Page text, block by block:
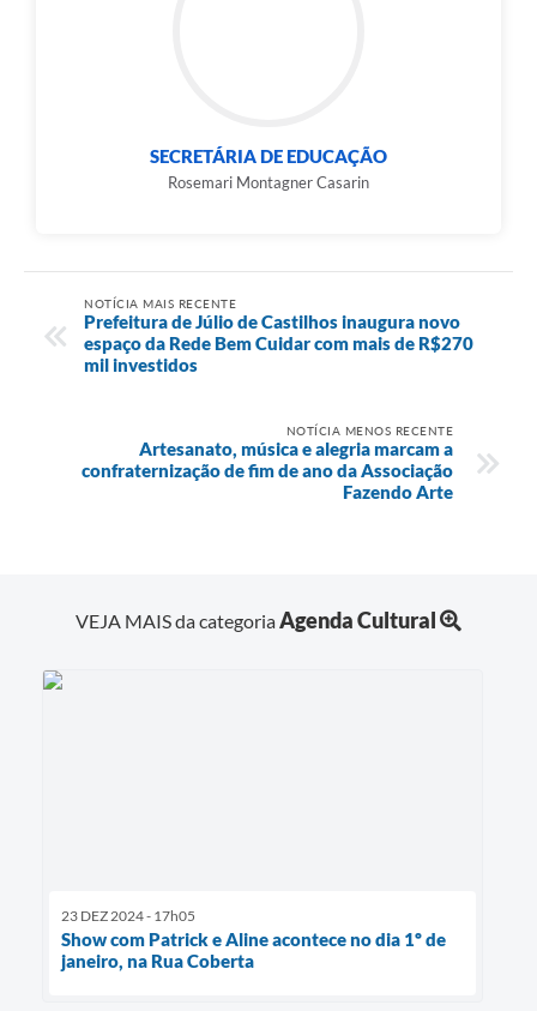
SECRETÁRIA DE EDUCAÇÃO
Rosemari Montagner Casarin
NOTÍCIA MAIS RECENTE
Prefeitura de Júlio de Castilhos inaugura novo
espaço da Rede Bem Cuidar com mais de R$270
mil investidos
NOTÍCIA MENOS RECENTE
Artesanato, música e alegria marcam a
confraternização de fim de ano da Associação
Fazendo Arte
VEJA MAIS da categoriaAgenda Cultural
23 DEZ 2024 - 17h05
Show com Patrick e Aline acontece no dia 1º de
janeiro, na Rua Coberta